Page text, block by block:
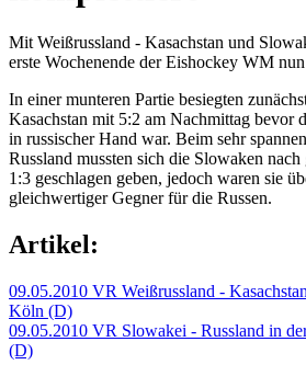
Mit Weißrussland - Kasachstan und
erste Wochenende der Eishockey WM nun
In einer munteren Partie besiegten
Kasachstan mit 5:2 am Nachmittag bevor
in russischer Hand war. Beim sehr
Russland mussten sich die Slowaken
1:3 geschlagen geben, jedoch waren sie
gleichwertiger Gegner für die Russen.
Artikel:
09.05.2010 VR Weißrussland -
Köln (D)
09.05.2010 VR Slowakei - Russland in
(D)